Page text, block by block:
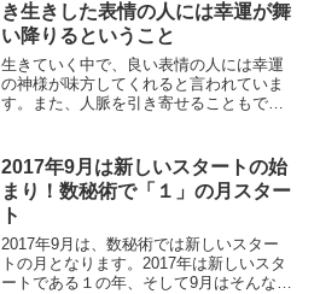
き生きした表情の人には幸運が舞
い降りるということ
生きていく中で、良い表情の人には幸運
の神様が味方してくれると言われていま
す。また、人脈を引き寄せることもでき
事についてご紹介します。
2017年9月は新しいスタートの始
まり！数秘術で「１」の月スター
ト
2017年9月は、数秘術では新しいスター
トの月となります。2017年は新しいスタ
ートである１の年、そして9月はそんな中